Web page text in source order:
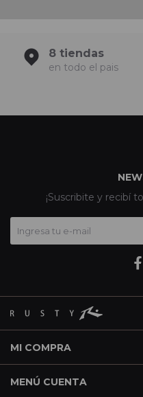
8 tiendas
en todo el pais
MI COMPRA
MENÚ CUENTA
¡Suscribite y recibí